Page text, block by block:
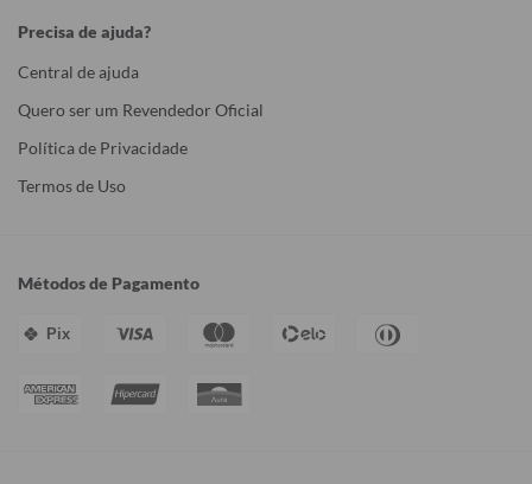
Precisa de ajuda?
Central de ajuda
Quero ser um Revendedor Oficial
Política de Privacidade
Termos de Uso
Métodos de Pagamento
Pix